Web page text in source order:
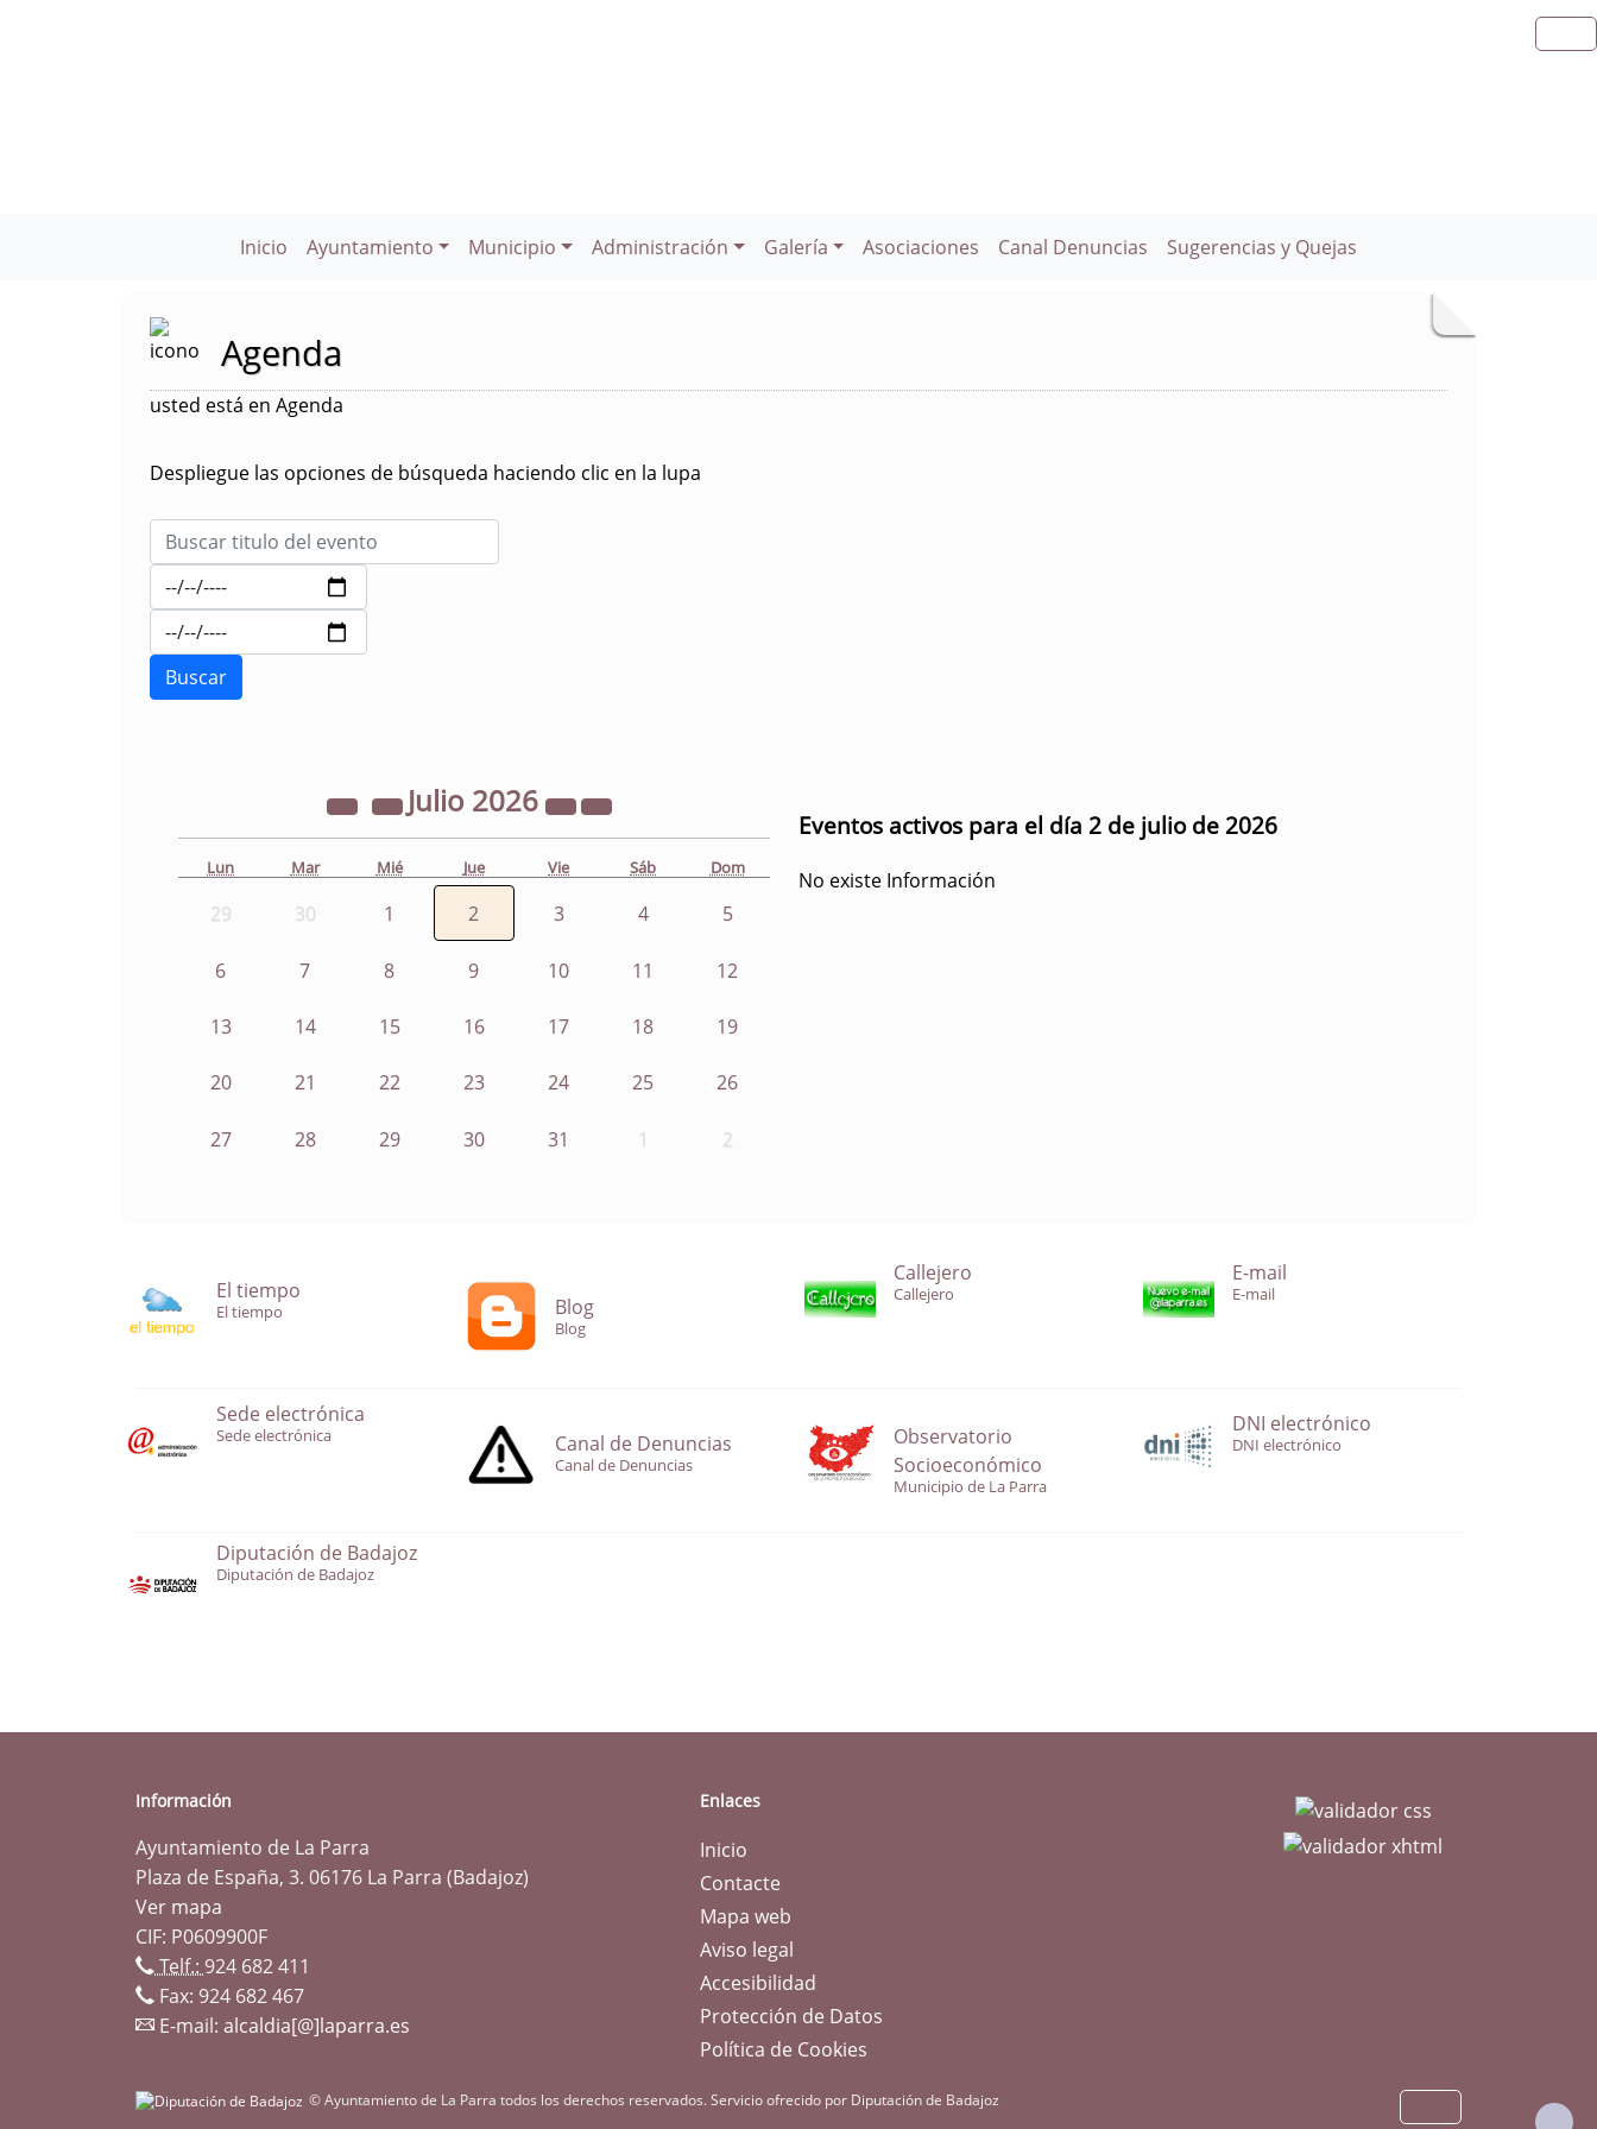
Inicio Ayuntamiento Municipio Administración Galería Asociaciones Canal Denuncias Sugerencias y Quejas
Agenda
usted está en Agenda
Despliegue las opciones de búsqueda haciendo clic en la lupa
Julio 2026
Lun Mar Mié Jue Vie Sáb Dom
29 30 1 2 3 4 5
6 7 8 9 10 11 12
13 14 15 16 17 18 19
20 21 22 23 24 25 26
27 28 29 30 31 1 2
Eventos activos para el día 2 de julio de 2026
No existe Información
El tiempo
El tiempo Blog
Blog
Callejero
Callejero
E-mail
E-mail
Sede electrónica
Sede electrónica Canal de Denuncias
Canal de Denuncias
Observatorio
Socioeconómico
Municipio de La Parra
DNI electrónico
DNI electrónico
Diputación de Badajoz
Diputación de Badajoz
Información
Ayuntamiento de La Parra
Plaza de España, 3. 06176 La Parra (Badajoz)
Ver mapa
CIF: P0609900F
Telf.:924 682 411
Fax: 924 682 467
E-mail: alcaldia[@]laparra.es
Enlaces
Inicio
Contacte
Mapa web
Aviso legal
Accesibilidad
Protección de Datos
Política de Cookies
© Ayuntamiento de La Parra todos los derechos reservados.Servicio ofrecido por Diputación de Badajoz